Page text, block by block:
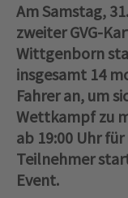
Am Samstag,
zweiter GVG-
Wittgenborn
insgesamt 14
Fahrer an, um
Wettkampf zu
ab 19:00 Uhr
Teilnehmer
Event.